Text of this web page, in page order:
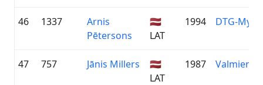
46 1337
Arnis
Pētersons
🇱🇻
LAT
1994 DTG-
47 757 Jānis Millers
🇱🇻
LAT
1987 Valmieras